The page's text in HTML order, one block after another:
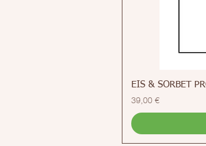
EIS & SORBET
Preis
39,00 €